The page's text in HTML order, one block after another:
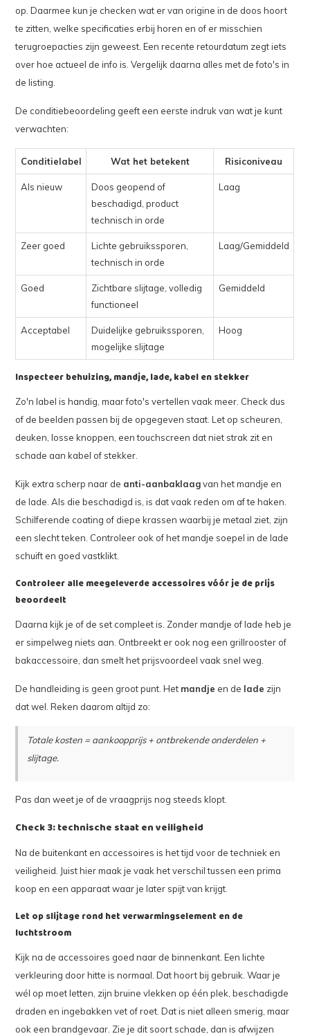
op. Daarmee kun je checken wat er van origine in de doos hoort
te zitten, welke specificaties erbij horen en of er misschien
terugroepacties zijn geweest. Een recente retourdatum zegt iets
over hoe actueel de info is. Vergelijk daarna alles met de foto's in
de listing.
De conditiebeoordeling geeft een eerste indruk van wat je kunt
verwachten:
Conditielabel Wat het betekent Risiconiveau
Als nieuw
Doos geopend of
beschadigd, product
technisch in orde
Laag
Zeer goed
Lichte gebruikssporen,
technisch in orde
Laag/Gemiddeld
Goed
Zichtbare slijtage, volledig
functioneel
Gemiddeld
Acceptabel
Duidelijke gebruikssporen,
mogelijke slijtage
Hoog
Inspecteer behuizing, mandje, lade, kabel en stekker
Zo'n label is handig, maar foto's vertellen vaak meer. Check dus
of de beelden passen bij de opgegeven staat. Let op scheuren,
deuken, losse knoppen, een touchscreen dat niet strak zit en
schade aan kabel of stekker.
Kijk extra scherp naar de anti-aanbaklaagvan het mandje en
de lade. Als die beschadigd is, is dat vaak reden om af te haken.
Schilferende coating of diepe krassen waarbij je metaal ziet, zijn
een slecht teken. Controleer ook of het mandje soepel in de lade
schuift en goed vastklikt.
Controleer alle meegeleverde accessoires vóór je de prijs
beoordeelt
Daarna kijk je of de set compleet is. Zonder mandje of lade heb je
er simpelweg niets aan. Ontbreekt er ook nog een grillrooster of
bakaccessoire, dan smelt het prijsvoordeel vaak snel weg.
De handleiding is geen groot punt. Het mandje en de lade zijn
dat wel. Reken daarom altijd zo:
Totale kosten = aankoopprijs + ontbrekende onderdelen +
slijtage.
Pas dan weet je of de vraagprijs nog steeds klopt.
Check 3: technische staat en veiligheid
Na de buitenkant en accessoires is het tijd voor de techniek en
veiligheid. Juist hier maak je vaak het verschil tussen een prima
koop en een apparaat waar je later spijt van krijgt.
Let op slijtage rond het verwarmingselement en de
luchtstroom
Kijk na de accessoires goed naar de binnenkant. Een lichte
verkleuring door hitte is normaal. Dat hoort bij gebruik. Waar je
wél op moet letten, zijn bruine vlekken op één plek, beschadigde
draden en ingebakken vet of roet. Dat is niet alleen smerig, maar
ook een brandgevaar. Zie je dit soort schade, dan is afwijzen